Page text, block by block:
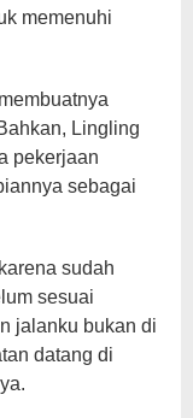
memenuhi
Lingling
pekerjaan
sebagai
sudah
sesuai
jalanku bukan di
datang di